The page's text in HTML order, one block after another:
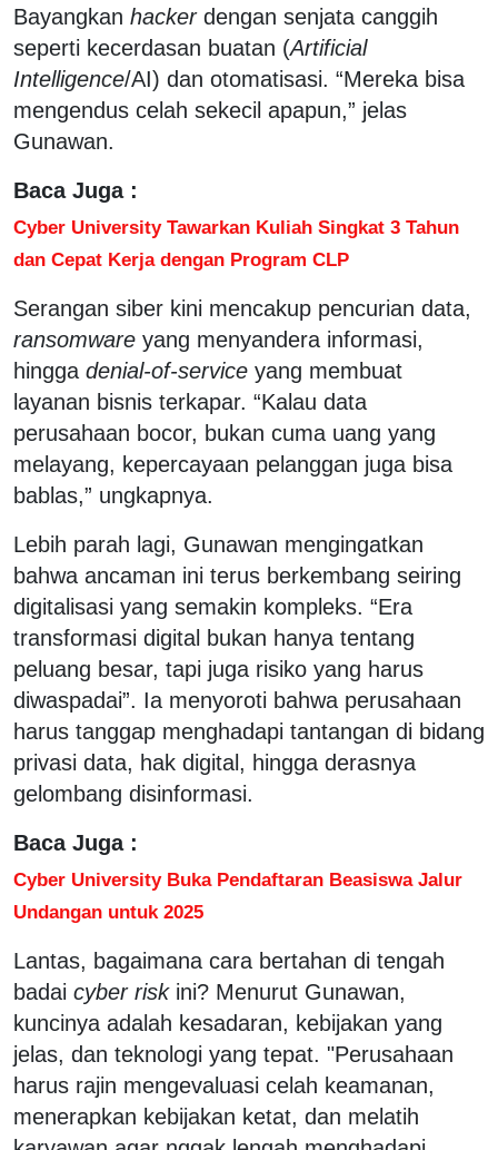
Bayangkan hackerdengan senjata canggih
seperti kecerdasan buatan (Artificial
Intelligence/AI) dan otomatisasi. “Mereka bisa
mengendus celah sekecil apapun,” jelas
Gunawan.
Baca Juga :
Cyber University Tawarkan Kuliah Singkat 3 Tahun
dan Cepat Kerja dengan Program CLP
Serangan siber kini mencakup pencurian data,
ransomware yang menyandera informasi,
hingga denial-of-service yang membuat
layanan bisnis terkapar. “Kalau data
perusahaan bocor, bukan cuma uang yang
melayang, kepercayaan pelanggan juga bisa
bablas,” ungkapnya.
Lebih parah lagi, Gunawan mengingatkan
bahwa ancaman ini terus berkembang seiring
digitalisasi yang semakin kompleks. “Era
transformasi digital bukan hanya tentang
peluang besar, tapi juga risiko yang harus
diwaspadai”. Ia menyoroti bahwa perusahaan
harus tanggap menghadapi tantangan di bidang
privasi data, hak digital, hingga derasnya
gelombang disinformasi.
Baca Juga :
Cyber University Buka Pendaftaran Beasiswa Jalur
Undangan untuk 2025
Lantas, bagaimana cara bertahan di tengah
badai cyber riskini? Menurut Gunawan,
kuncinya adalah kesadaran, kebijakan yang
jelas, dan teknologi yang tepat. "Perusahaan
harus rajin mengevaluasi celah keamanan,
menerapkan kebijakan ketat, dan melatih